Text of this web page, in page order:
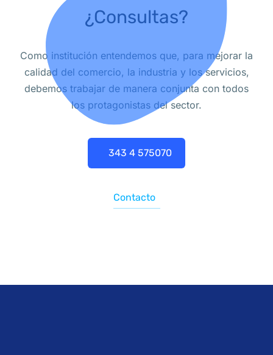
¿Consultas?
Como institución entendemos que, para mejorar la
calidad del comercio, la industria y los servicios,
debemos trabajar de manera conjunta con todos
los protagonistas del sector.
343 4 575070
Contacto